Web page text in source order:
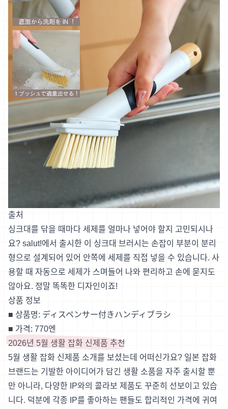
출처
싱크대를 닦을 때마다 세제를 얼마나 넣어야 할지 고민되시나
요? salut!에서 출시한 이 싱크대 브러시는 손잡이 부분이 분리
형으로 설계되어 있어 안쪽에 세제를 직접 넣을 수 있습니다. 사
용할 때 자동으로 세제가 스며들어 나와 편리하고 손에 묻지도
않아요. 정말 똑똑한 디자인이죠!
상품 정보
■ 상품명: ディスペンサー付きハンディブラシ
■ 가격: 770엔
2026년 5월 생활 잡화 신제품 추천
5월 생활 잡화 신제품 소개를 보셨는데 어떠신가요? 일본 잡화
브랜드는 기발한 아이디어가 담긴 생활 소품을 자주 출시할 뿐
만 아니라, 다양한 IP와의 콜라보 제품도 꾸준히 선보이고 있습
니다. 덕분에 각종 IP를 좋아하는 팬들도 합리적인 가격에 귀여